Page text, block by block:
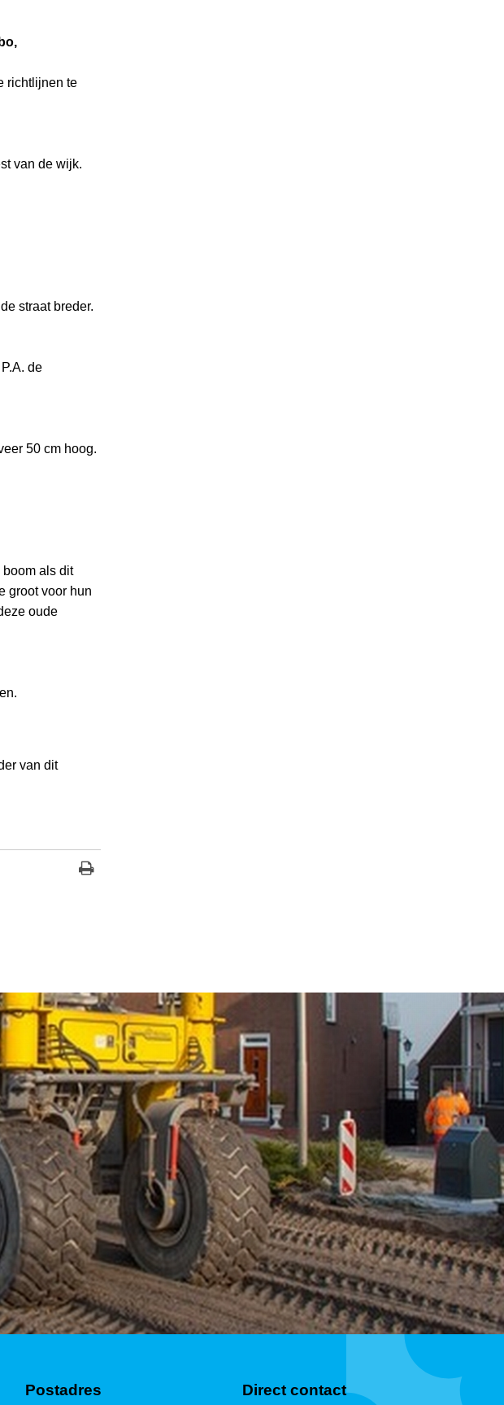
richtlijnen te
van de wijk.
straat breder.
de
50 cm hoog.
als dit
groot voor hun
oude
van dit
Postadres Direct contact